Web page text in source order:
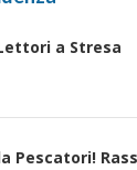
a Stresa
Pescatori!